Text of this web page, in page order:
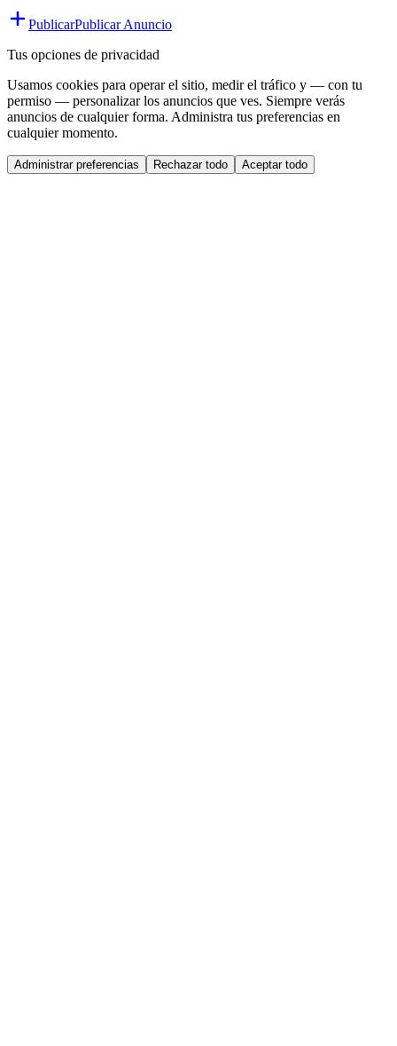
PublicarPublicar Anuncio
Tus opciones de privacidad
Usamos cookies para operar el sitio, medir el tráfico y — con tu
permiso — personalizar los anuncios que ves. Siempre verás
anuncios de cualquier forma. Administra tus preferencias en
cualquier momento.
Administrar preferencias Rechazar todo Aceptar todo